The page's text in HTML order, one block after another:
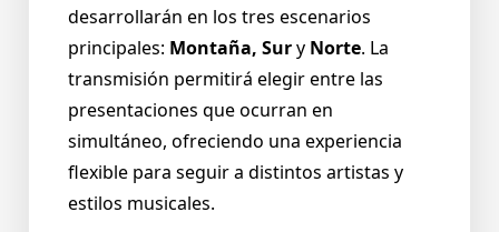
desarrollarán en los tres escenarios
principales: Montaña, Sury Norte. La
transmisión permitirá elegir entre las
presentaciones que ocurran en
simultáneo, ofreciendo una experiencia
flexible para seguir a distintos artistas y
estilos musicales.